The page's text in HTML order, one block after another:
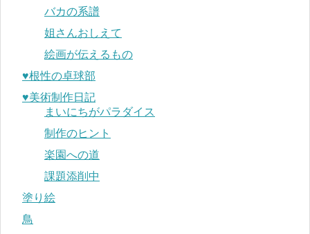
バカの系譜
姐さんおしえて
絵画が伝えるもの
♥︎根性の卓球部
♥︎美術制作日記
まいにちがパラダイス
制作のヒント
楽園への道
課題添削中
塗り絵
鳥